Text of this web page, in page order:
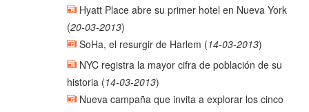
Hyatt Place abre su primer hotel en Nueva York
(20-03-2013)
SoHa, el resurgir de Harlem (14-03-2013)
NYC registra la mayor cifra de población de su
historia(14-03-2013)
Nueva campaña que invita a explorar los cinco